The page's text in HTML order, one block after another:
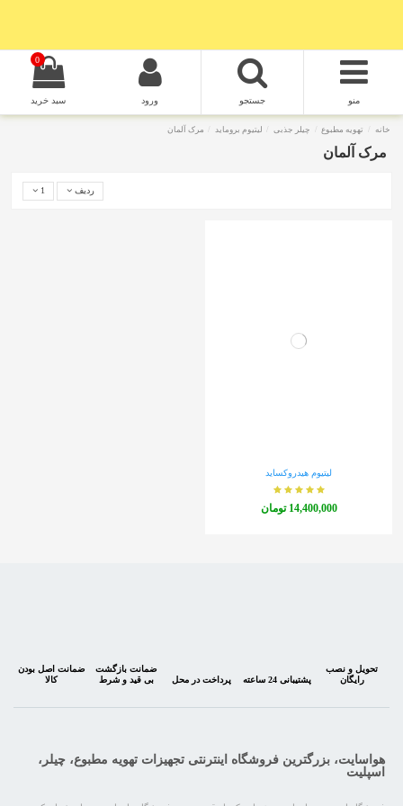
منو جستجو ورود
0
سبد خرید
خانه تهویه مطبوع چیلر جذبی لیتیوم بروماید مرک آلمان
مرک آلمان
ردیف 1
لیتیوم هیدروکساید
‎14,400,000 تومان
تحویل و نصب
رایگان
پشتیبانی 24 ساعته پرداخت در محل
ضمانت بازگشت
بی قید و شرط
ضمانت اصل بودن
کالا
هواسایت، بزرگترین فروشگاه اینترنتی تجهیزات تهویه مطبوع، چیلر،
اسپلیت